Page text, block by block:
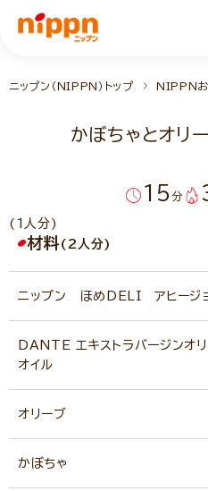
ニップン（NIPPN）トップ NIPPNお
かぼちゃとオリ
15 分
(1人分)
材料(2人分)
ニップン ほめDELI アヒージ
DANTE エキストラバージンオ
オイル
オリーブ
かぼちゃ